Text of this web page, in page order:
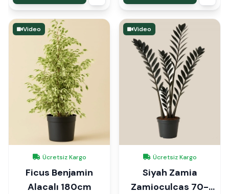
Video
Ücretsiz Kargo
Ficus Benjamin
Alacalı 180cm
Video
Ücretsiz Kargo
Siyah Zamia
Zamioculcas 70-